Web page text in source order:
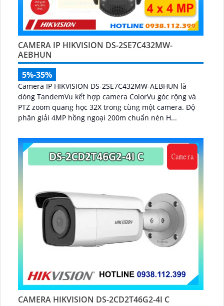
CAMERA IP HIKVISION DS-2SE7C432MW-
AEBHUN
5%-35%
Camera IP HIKVISION DS-2SE7C432MW-AEBHUN là
dòng TandemVu kết hợp camera ColorVu góc rộng và
PTZ zoom quang học 32X trong cùng một camera. Độ
phân giải 4MP hồng ngoại 200m chuẩn nén H...
CAMERA HIKVISION DS-2CD2T46G2-4I C